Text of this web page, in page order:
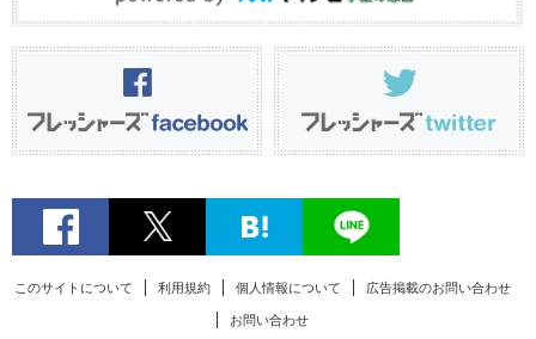
このサイトについて 利用規約 個人情報について 広告掲載のお問い合わせ
お問い合わせ